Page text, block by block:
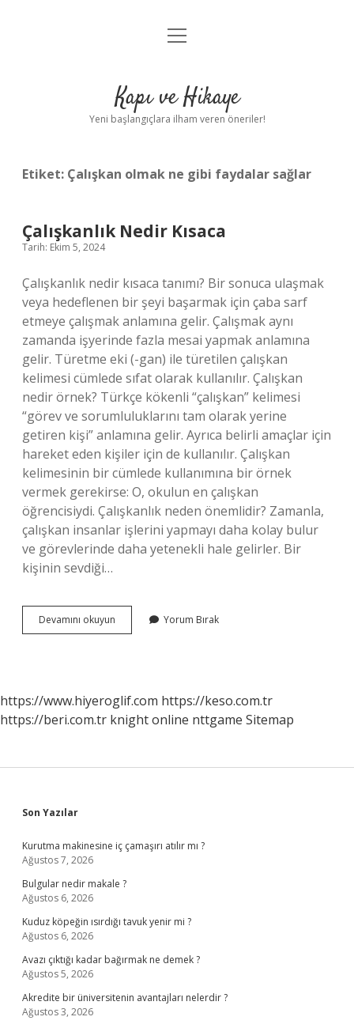
Anasayfa
Yasal Uyarı
menüyü
Kapı ve Hikaye
Yeni başlangıçlara ilham veren öneriler!
Etiket: Çalışkan olmak ne gibi faydalar sağlar
Çalışkanlık Nedir Kısaca
Tarih: Ekim 5, 2024
Çalışkanlık nedir kısaca tanımı? Bir sonuca ulaşmak
veya hedeflenen bir şeyi başarmak için çaba sarf
etmeye çalışmak anlamına gelir. Çalışmak aynı
zamanda işyerinde fazla mesai yapmak anlamına
gelir. Türetme eki (-gan) ile türetilen çalışkan
kelimesi cümlede sıfat olarak kullanılır. Çalışkan
nedir örnek? Türkçe kökenli “çalışkan” kelimesi
“görev ve sorumluluklarını tam olarak yerine
getiren kişi” anlamına gelir. Ayrıca belirli amaçlar için
hareket eden kişiler için de kullanılır. Çalışkan
kelimesinin bir cümlede kullanımına bir örnek
vermek gerekirse: O, okulun en çalışkan
öğrencisiydi. Çalışkanlık neden önemlidir? Zamanla,
çalışkan insanlar işlerini yapmayı daha kolay bulur
ve görevlerinde daha yetenekli hale gelirler. Bir
kişinin sevdiği…
Devamını okuyun Çalışkanlık
Nedir
Yorum Bırak
https://www.hiyeroglif.com https://keso.com.tr
https://beri.com.tr knight online nttgame Sitemap
Sidebar
Son Yazılar
Kurutma makinesine iç çamaşırı atılır mı ?
Ağustos 7, 2026
Bulgular nedir makale ?
Ağustos 6, 2026
Kuduz köpeğin ısırdığı tavuk yenir mi ?
Ağustos 6, 2026
Avazı çıktığı kadar bağırmak ne demek ?
Ağustos 5, 2026
Akredite bir üniversitenin avantajları nelerdir ?
Ağustos 3, 2026